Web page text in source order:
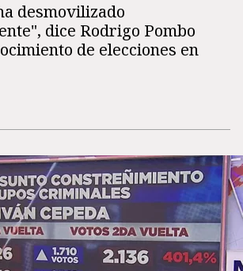
desmovilizado
dice Rodrigo Pombo
de elecciones en